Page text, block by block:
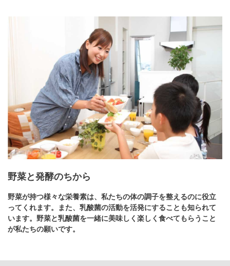
野菜と発酵のちから
野菜が持つ様々な栄養素は、私たちの体の調子を整えるのに役立
ってくれます。また、乳酸菌の活動を活発にすることも知られて
います。野菜と乳酸菌を一緒に美味しく楽しく食べてもらうこと
が私たちの願いです。